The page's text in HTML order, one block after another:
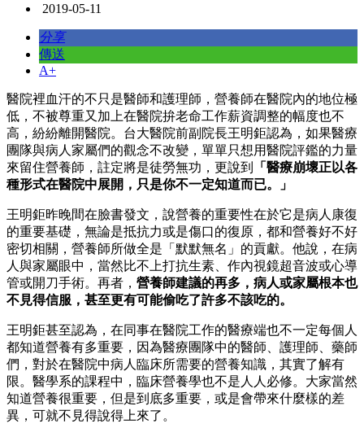
2019-05-11
分享
傳送
A+
醫院裡血汗的不只是醫師和護理師，營養師在醫院內的地位極
低，不被尊重又加上在醫院拚老命工作薪資調整的幅度也不
高，紛紛離開醫院。台大醫院前副院長王明鉅認為，如果醫療
團隊與病人家屬們的觀念不改變，單單只想用醫院評鑑的力量
來留住營養師，註定將是徒勞無功，更說到
「醫療崩壞正以各
種形式在醫院中展開，只是你不一定知道而已。」
王明鉅昨晚間在臉書發文，說營養的重要性在於它是病人康復
的重要基礎，無論是抵抗力或是傷口的復原，都和營養好不好
密切相關，營養師所做全是「默默無名」的貢獻。他說，在病
人與家屬眼中，當然比不上打抗生素、作內視鏡超音波或心導
管或開刀手術。再者， 營養師建議的再多，病人或家屬根本也
不見得信服，甚至更有可能偷吃了許多不該吃的。
王明鉅甚至認為，在同事在醫院工作的醫療端也不一定每個人
都知道營養有多重要，因為醫療團隊中的醫師、護理師、藥師
們，對於在醫院中病人臨床所需要的營養知識，其實了解有
限。醫學系的課程中，臨床營養學也不是人人必修。大家當然
知道營養很重要，但是到底多重要，或是會帶來什麼樣的差
異，可就不見得說得上來了。